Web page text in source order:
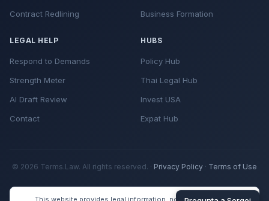
Contract Redlining
Business Formation
LEGAL HELP
Respond to Demands
Strength Meter
AI Draft Review
Contact
HUBS
Policy Hub
Thai Legal Hub
Invest USA
Expat Hub
© 2026 Terms.Law. All rights reserved. · Privacy Policy · Terms of Use
This website provides legal information, not legal advice. No